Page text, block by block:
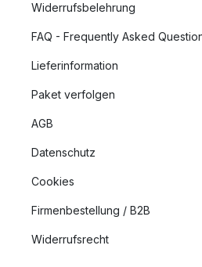
Widerrufsbelehrung
FAQ - Frequently Asked
Lieferinformation
Paket verfolgen
AGB
Datenschutz
Cookies
Firmenbestellung / B2B
Widerrufsrecht